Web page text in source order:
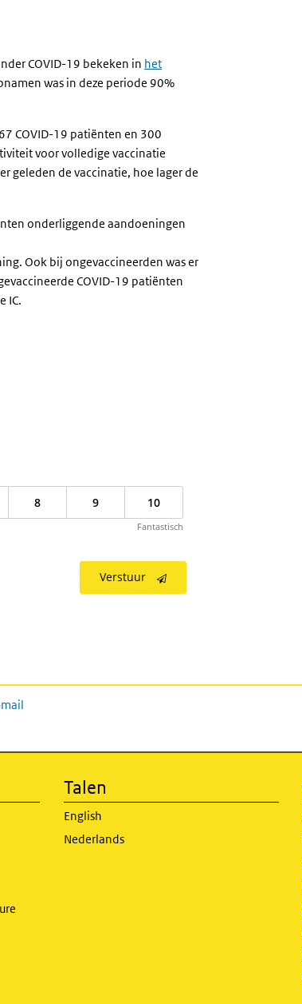
COVID-19 bekeken in het
was in deze periode 90%
COVID-19 patiënten en 300
voor volledige vaccinatie
geleden de vaccinatie, hoe lager de
onderliggende aandoeningen
Ook bij ongevaccineerden was er
COVID-19 patiënten
IC.
8 9 10
Fantastisch
Verstuur
Talen
English
Nederlands